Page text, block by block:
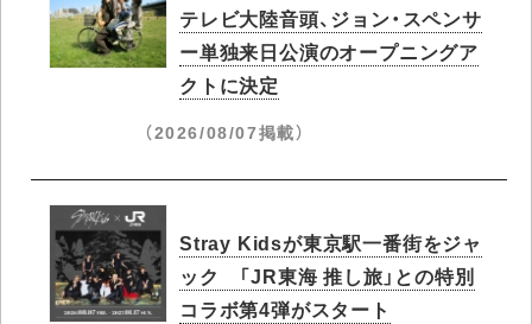
テレビ大陸音頭、ジョン・スペンサ
ー単独来日公演のオープニングア
クトに決定
（2026/08/07掲載）
Stray Kidsが東京駅一番街をジャ
ック 「JR東海 推し旅」との特別
コラボ第4弾がスタート